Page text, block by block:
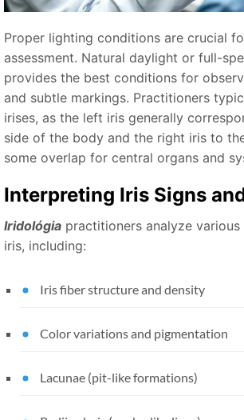
Proper lighting conditions are crucial
assessment. Natural daylight or full-
provides the best conditions for
and subtle markings. Practitioners
irises, as the left iris generally
side of the body and the right iris to
some overlap for central organs and
Interpreting Iris Signs
Iridológia practitioners analyze
iris, including:
Iris fiber structure and density
Color variations and pigmentation
Lacunae (pit-like formations)